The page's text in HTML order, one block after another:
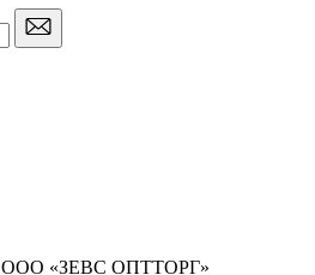
ООО «ЗЕВС ОПТТОРГ»